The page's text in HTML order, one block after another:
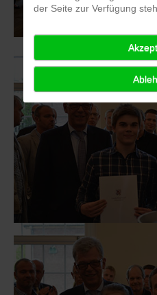
der Seite zur Verfügung